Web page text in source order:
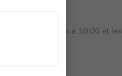
semaine de 8h à 18h30 et